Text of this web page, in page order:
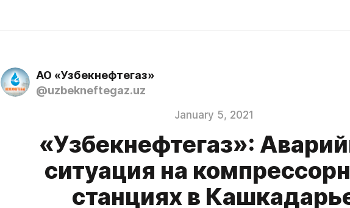
АО «Узбекнефтегаз»
@uzbekneftegaz.uz
January 5, 2021
«Узбекнефтегаз»:
ситуация на
станциях в